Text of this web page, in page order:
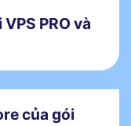
PRO và
của gói